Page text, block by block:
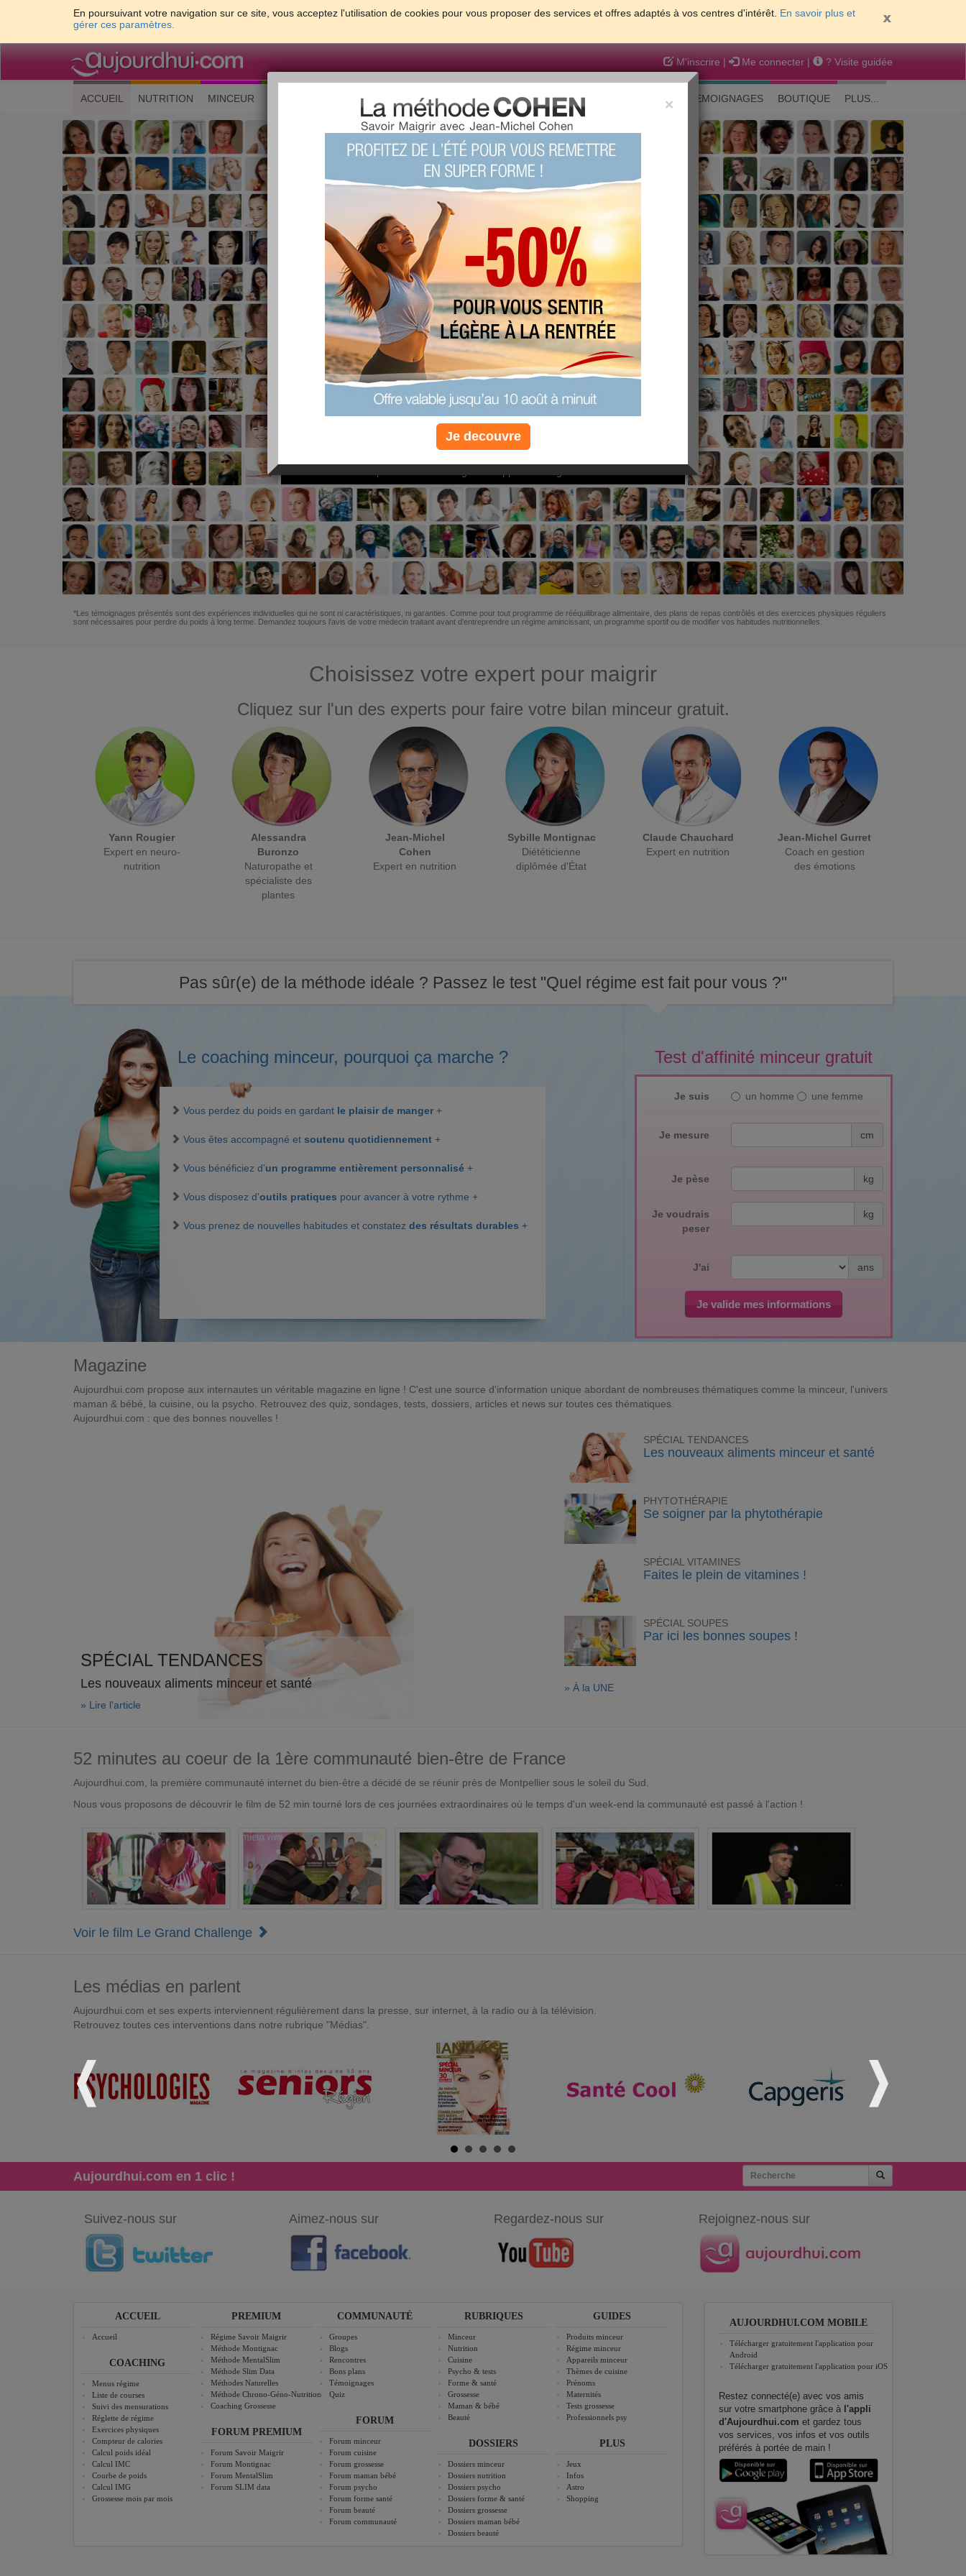
En poursuivant votre navigation sur ce site, vous acceptez l'utilisation de cookies pour vous proposer des services et offres adaptés à vos centres d'intérêt. En savoir plus et
gérer ces paramètres.
M'inscrire | Me connecter | ? Visite guidée
ACCUEIL (current)
NUTRITION MINCEUR FORME & SANTE PSYCHO & TESTS GROSSESSE & BEBE TEMOIGNAGES BOUTIQUE PLUS...
Les meilleures solutions pour maigrir et être bien dans sa peau
PLUS
EFFICACE
PLUS
SANTÉ
PLUS
COACHING
Non, je préfère le régime gratuit
*Les témoignages présentés sont des expériences individuelles qui ne sont ni caractéristiques, ni garanties. Comme pour tout programme de rééquilibrage alimentaire, des plans de repas contrôlés et des exercices physiques réguliers
sont nécessaires pour perdre du poids à long terme. Demandez toujours l'avis de votre médecin traitant avant d'entreprendre un régime amincissant, un programme sportif ou de modifier vos habitudes nutritionnelles.
Choisissez votre expert pour maigrir
Cliquez sur l'un des experts pour faire votre bilan minceur gratuit.
Yann Rougier
Expert en neuro-
nutrition
Alessandra
Buronzo
Naturopathe et
spécialiste des
plantes
Jean-Michel
Cohen
Expert en nutrition
Sybille Montignac
Diététicienne
diplômée d'État
Claude Chauchard
Expert en nutrition
Jean-Michel Gurret
Coach en gestion
des émotions
Pas sûr(e) de la méthode idéale ? Passez le test "Quel régime est fait pour vous ?"
Test d'affinité minceur gratuit
Je suis un homme une femme
Je mesure cm
Je pèse kg
Je voudrais
peser
kg
J'ai ans
Je valide mes informations
Le coaching minceur, pourquoi ça marche ?
Vous perdez du poids en gardant le plaisir de manger +
Vous êtes accompagné et soutenu quotidiennement +
Vous bénéficiez d'un programme entièrement personnalisé +
Vous disposez d'outils pratiques pour avancer à votre rythme +
Vous prenez de nouvelles habitudes et constatez des résultats durables +
Magazine
Aujourdhui.com propose aux internautes un véritable magazine en ligne ! C'est une source d'information unique abordant de nombreuses thématiques comme la minceur, l'univers
maman & bébé, la cuisine, ou la psycho. Retrouvez des quiz, sondages, tests, dossiers, articles et news sur toutes ces thématiques.
Aujourdhui.com : que des bonnes nouvelles !
SPÉCIAL TENDANCES
Les nouveaux aliments minceur et santé
» Lire l'article
SPÉCIAL TENDANCES
Les nouveaux aliments minceur et santé
PHYTOTHÉRAPIE
Se soigner par la phytothérapie
SPÉCIAL VITAMINES
Faites le plein de vitamines !
SPÉCIAL SOUPES
Par ici les bonnes soupes !
» À la UNE
52 minutes au coeur de la 1ère communauté bien-être de France
Aujourdhui.com, la première communauté internet du bien-être a décidé de se réunir près de Montpellier sous le soleil du Sud.
Nous vous proposons de découvrir le film de 52 min tourné lors de ces journées extraordinaires où le temps d'un week-end la communauté est passé à l'action !
Voir le film Le Grand Challenge
Les médias en parlent
Aujourdhui.com et ses experts interviennent régulièrement dans la presse, sur internet, à la radio ou à la télévision.
Retrouvez toutes ces interventions dans notre rubrique "Médias".
Aujourdhui.com en 1 clic !
Suivez-nous sur Aimez-nous sur Regardez-nous sur Rejoignez-nous sur
ACCUEIL
Accueil
COACHING
Menus régime
Liste de courses
Suivi des mensurations
Réglette de régime
Exercices physiques
Compteur de calories
Calcul poids idéal
Calcul IMC
Courbe de poids
Calcul IMG
Grossesse mois par mois
PREMIUM
Régime Savoir Maigrir
Méthode Montignac
Méthode MentalSlim
Méthode Slim Data
Méthodes Naturelles
Méthode Chrono-Géno-Nutrition
Coaching Grossesse
FORUM PREMIUM
Forum Savoir Maigrir
Forum Montignac
Forum MentalSlim
Forum SLIM data
COMMUNAUTÉ
Groupes
Blogs
Rencontres
Bons plans
Témoignages
Quiz
FORUM
Forum minceur
Forum cuisine
Forum grossesse
Forum maman bébé
Forum psycho
Forum forme santé
Forum beauté
Forum communauté
RUBRIQUES
Minceur
Nutrition
Cuisine
Psycho & tests
Forme & santé
Grossesse
Maman & bébé
Beauté
DOSSIERS
Dossiers minceur
Dossiers nutrition
Dossiers psycho
Dossiers forme & santé
Dossiers grossesse
Dossiers maman bébé
Dossiers beauté
GUIDES
Produits minceur
Régime minceur
Appareils minceur
Thèmes de cuisine
Prénoms
Maternités
Tests grossesse
Professionnels psy
PLUS
Jeux
Infos
Astro
Shopping
AUJOURDHUI.COM MOBILE
Télécharger gratuitement l'application pour
Android
Télécharger gratuitement l'application pour iOS
Restez connecté(e) avec vos amis
sur votre smartphone grâce à l'appli
d'Aujourdhui.com et gardez tous
vos services, vos infos et vos outils
préférés à portée de main !
×
Je decouvre